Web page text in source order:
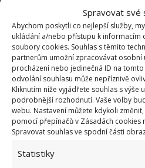
Spravovat své
Abychom poskytli co nejlepší služby,
ukládání a/nebo přístupu k informacím
soubory cookies. Souhlas s těmito
partnerům umožní zpracovávat osobní
procházení nebo jedinečná ID na
odvolání souhlasu může nepříznivě
Kliknutím níže vyjádřete souhlas s výše
podrobnější rozhodnutí. Vaše volby
webu. Nastavení můžete kdykoli
pomocí přepínačů v Zásadách cookies
Spravovat souhlas ve spodní části
Statistiky
jak se chovat při
BydlímeÚtulně.